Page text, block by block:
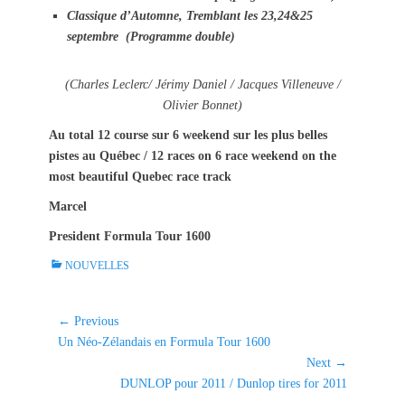
Classique d’Automne, Tremblant les 23,24&25
septembre (Programme double)
(Charles Leclerc/ Jérimy Daniel / Jacques Villeneuve /
Olivier Bonnet)
Au total 12 course sur 6 weekend sur les plus belles
pistes au Québec / 12 races on 6 race weekend on the
most beautiful Quebec race track
Marcel
President Formula Tour 1600
C
NOUVELLES
Navigation
de
← Previous
Previous
Un Néo-Zélandais en Formula Tour 1600
Next →
DUNLOP pour 2011 / Dunlop tires for 2011